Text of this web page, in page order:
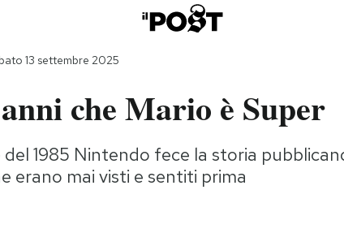
13 settembre 2025
che Mario è Super
del 1985 Nintendo fece la storia
erano mai visti e sentiti prima